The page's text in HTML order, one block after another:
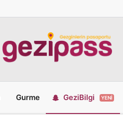
Gurme GeziBilgi YENI